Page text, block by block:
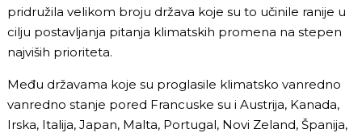
pridružila velikom broju država koje su to učinile ranije u
cilju postavljanja pitanja klimatskih promena na stepen
najviših prioriteta.
Među državama koje su proglasile klimatsko vanredno
vanredno stanje pored Francuske su i Austrija, Kanada,
Irska, Italija, Japan, Malta, Portugal, Novi Zeland, Španija,